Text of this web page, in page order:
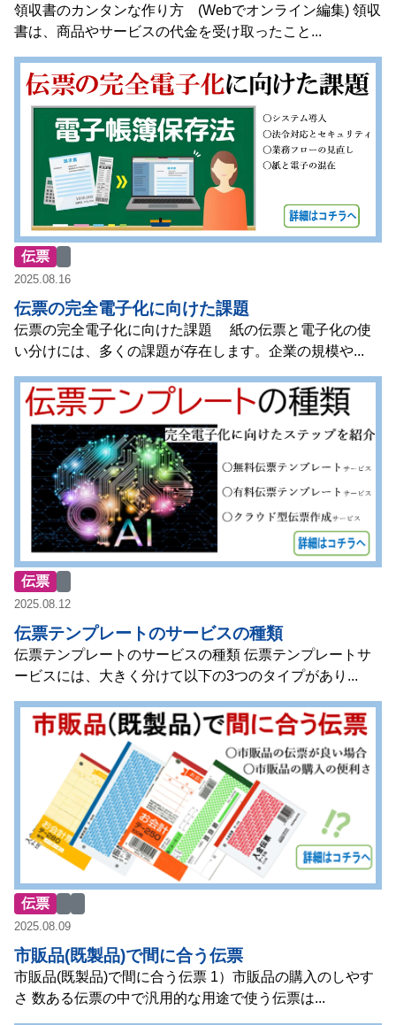
領収書のカンタンな作り方 (Webでオンライン編集) 領収
書は、商品やサービスの代金を受け取ったこと...
伝票
2025.08.16
伝票の完全電子化に向けた課題
伝票の完全電子化に向けた課題 紙の伝票と電子化の使
い分けには、多くの課題が存在します。企業の規模や...
伝票
2025.08.12
伝票テンプレートのサービスの種類
伝票テンプレートのサービスの種類 伝票テンプレートサ
ービスには、大きく分けて以下の3つのタイプがあり...
伝票
2025.08.09
市販品(既製品)で間に合う伝票
市販品(既製品)で間に合う伝票 1）市販品の購入のしやす
さ 数ある伝票の中で汎用的な用途で使う伝票は...